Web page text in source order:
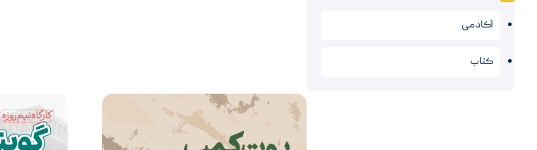
آکادمی
کتاب
اصفهان شهر زندگی